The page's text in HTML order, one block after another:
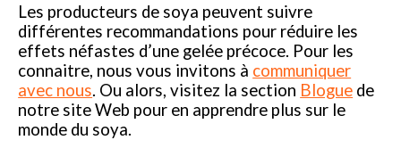
Les producteurs de soya peuvent suivre
différentes recommandations pour réduire les
effets néfastes d’une gelée précoce. Pour les
connaitre, nous vous invitons à communiquer
avec nous. Ou alors, visitez la section Blogue de
notre site Web pour en apprendre plus sur le
monde du soya.